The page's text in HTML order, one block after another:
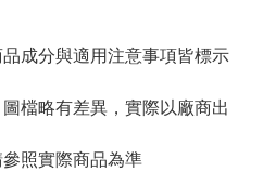
成分與適用注意事項皆標示
檔略有差異，實際以廠商出
照實際商品為準